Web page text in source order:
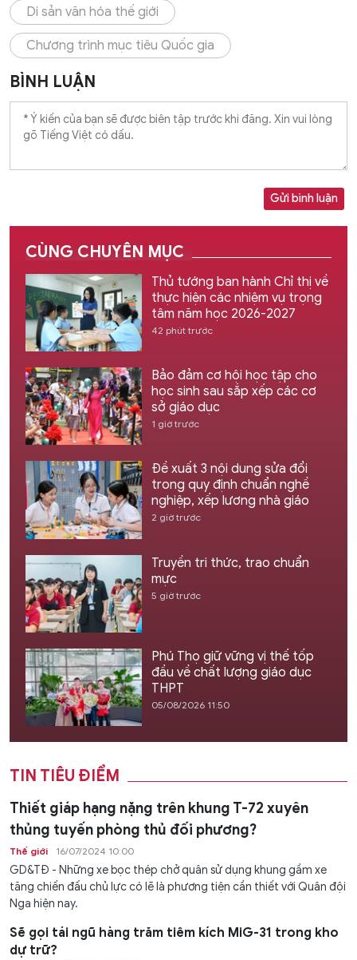
Di sản văn hóa thế giới
Chương trình mục tiêu Quốc gia
BÌNH LUẬN
Gửi bình luận
CÙNG CHUYÊN MỤC
Thủ tướng ban hành Chỉ thị về
thực hiện các nhiệm vụ trọng
tâm năm học 2026-2027
42 phút trước
Bảo đảm cơ hội học tập cho
học sinh sau sắp xếp các cơ
sở giáo dục
1 giờ trước
Đề xuất 3 nội dung sửa đổi
trong quy định chuẩn nghề
nghiệp, xếp lương nhà giáo
2 giờ trước
Truyền tri thức, trao chuẩn
mực
5 giờ trước
Phú Thọ giữ vững vị thế tốp
đầu về chất lượng giáo dục
THPT
05/08/2026 11:50
TIN TIÊU ĐIỂM
Thiết giáp hạng nặng trên khung T-72 xuyên
thủng tuyến phòng thủ đối phương?
Thế giới 16/07/2024 10:00
GD&TĐ - Những xe bọc thép chở quân sử dụng khung gầm xe
tăng chiến đấu chủ lực có lẽ là phương tiện cần thiết với Quân đội
Nga hiện nay.
Sẽ gọi tái ngũ hàng trăm tiêm kích MiG-31 trong kho
dự trữ?